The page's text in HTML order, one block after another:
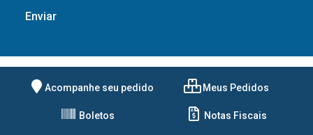
Acompanhe seu pedido Meus Pedidos
Boletos Notas Fiscais